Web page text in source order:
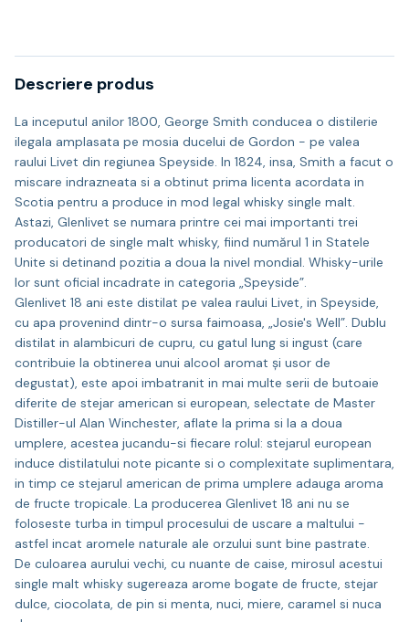
Descriere produs
La inceputul anilor 1800, George Smith conducea o distilerie
ilegala amplasata pe mosia ducelui de Gordon - pe valea
raului Livet din regiunea Speyside. In 1824, insa, Smith a facut o
miscare indrazneata si a obtinut prima licenta acordata in
Scotia pentru a produce in mod legal whisky single malt.
Astazi, Glenlivet se numara printre cei mai importanti trei
producatori de single malt whisky, fiind numărul 1 in Statele
Unite si detinand pozitia a doua la nivel mondial. Whisky-urile
lor sunt oficial incadrate in categoria „Speyside”.
Glenlivet 18 ani este distilat pe valea raului Livet, in Speyside,
cu apa provenind dintr-o sursa faimoasa, „Josie's Well”. Dublu
distilat in alambicuri de cupru, cu gatul lung si ingust (care
contribuie la obtinerea unui alcool aromat și usor de
degustat), este apoi imbatranit in mai multe serii de butoaie
diferite de stejar american si european, selectate de Master
Distiller-ul Alan Winchester, aflate la prima si la a doua
umplere, acestea jucandu-si fiecare rolul: stejarul european
induce distilatului note picante si o complexitate suplimentara,
in timp ce stejarul american de prima umplere adauga aroma
de fructe tropicale. La producerea Glenlivet 18 ani nu se
foloseste turba in timpul procesului de uscare a maltului -
astfel incat aromele naturale ale orzului sunt bine pastrate.
De culoarea aurului vechi, cu nuante de caise, mirosul acestui
single malt whisky sugereaza arome bogate de fructe, stejar
dulce, ciocolata, de pin si menta, nuci, miere, caramel si nuca